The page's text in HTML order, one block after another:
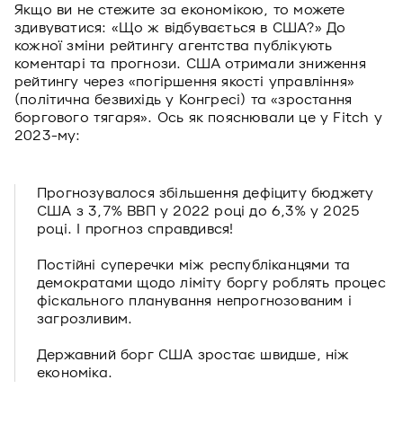
Якщо ви не стежите за економікою, то можете
здивуватися: «Що ж відбувається в США?» До
кожної зміни рейтингу агентства публікують
коментарі та прогнози. США отримали зниження
рейтингу через «погіршення якості управління»
(політична безвихідь у Конгресі) та «зростання
боргового тягаря». Ось як пояснювали це у Fitch у
2023-му:
Прогнозувалося збільшення дефіциту бюджету
США з 3,7% ВВП у 2022 році до 6,3% у 2025
році. І прогноз справдився!
Постійні суперечки між республіканцями та
демократами щодо ліміту боргу роблять процес
фіскального планування непрогнозованим і
загрозливим.
Державний борг США зростає швидше, ніж
економіка.